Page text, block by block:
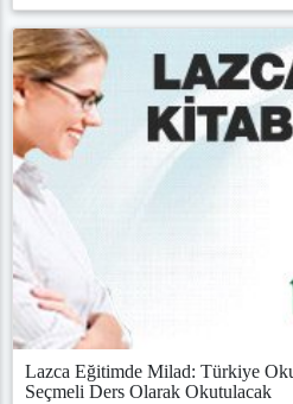
Lazca Eğitimde Milad: Türkiye
Seçmeli Ders Olarak Okutulacak